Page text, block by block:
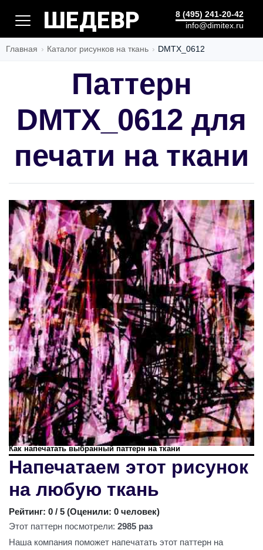
PANTONE
8 (495) 241-20-42
info@dimitex.ru
Главная Каталог рисунков на ткань DMTX_0612
Паттерн
DMTX_0612 для
печати на ткани
Как напечатать выбранный паттерн на ткани
Напечатаем этот рисунок
на любую ткань
Рейтинг: 0 / 5 (Оценили: 0 человек)
Этот паттерн посмотрели: 2985 раз
Наша компания поможет напечатать этот паттерн на